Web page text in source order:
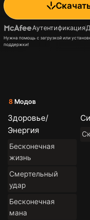
Аутентификация
Нужна помощь с загрузкой или
поддержки!
8 Модов
Здоровье/
Энергия
Бесконечная
жизнь
Смертельный
удар
Бесконечная
мана